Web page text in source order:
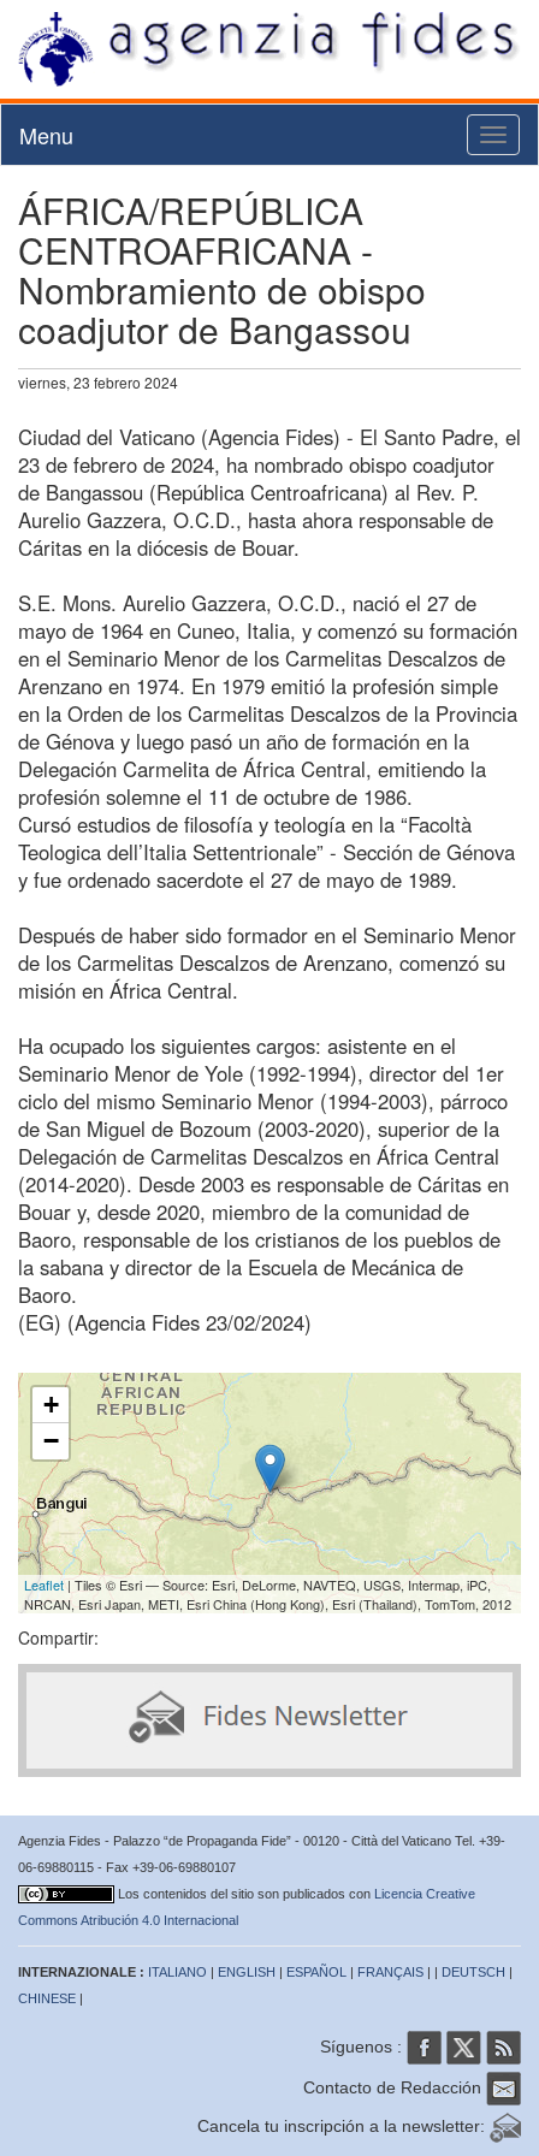
Menu
ÁFRICA/REPÚBLICA
CENTROAFRICANA -
Nombramiento de obispo
coadjutor de Bangassou
viernes, 23 febrero 2024
Ciudad del Vaticano (Agencia Fides) - El Santo Padre, el
23 de febrero de 2024, ha nombrado obispo coadjutor
de Bangassou (República Centroafricana) al Rev. P.
Aurelio Gazzera, O.C.D., hasta ahora responsable de
Cáritas en la diócesis de Bouar.
S.E. Mons. Aurelio Gazzera, O.C.D., nació el 27 de
mayo de 1964 en Cuneo, Italia, y comenzó su formación
en el Seminario Menor de los Carmelitas Descalzos de
Arenzano en 1974. En 1979 emitió la profesión simple
en la Orden de los Carmelitas Descalzos de la Provincia
de Génova y luego pasó un año de formación en la
Delegación Carmelita de África Central, emitiendo la
profesión solemne el 11 de octubre de 1986.
Cursó estudios de filosofía y teología en la “Facoltà
Teologica dell’Italia Settentrionale” - Sección de Génova
y fue ordenado sacerdote el 27 de mayo de 1989.
Después de haber sido formador en el Seminario Menor
de los Carmelitas Descalzos de Arenzano, comenzó su
misión en África Central.
Ha ocupado los siguientes cargos: asistente en el
Seminario Menor de Yole (1992-1994), director del 1er
ciclo del mismo Seminario Menor (1994-2003), párroco
de San Miguel de Bozoum (2003-2020), superior de la
Delegación de Carmelitas Descalzos en África Central
(2014-2020). Desde 2003 es responsable de Cáritas en
Bouar y, desde 2020, miembro de la comunidad de
Baoro, responsable de los cristianos de los pueblos de
la sabana y director de la Escuela de Mecánica de
Baoro.
(EG) (Agencia Fides 23/02/2024)
+
−
Leaflet| Tiles © Esri — Source: Esri, DeLorme, NAVTEQ, USGS, Intermap, iPC,
NRCAN, Esri Japan, METI, Esri China (Hong Kong), Esri (Thailand), TomTom, 2012
Compartir:
Agenzia Fides - Palazzo “de Propaganda Fide” - 00120 - Città del Vaticano Tel. +39-
06-69880115 - Fax +39-06-69880107
Los contenidos del sitio son publicados con Licencia Creative
Commons Atribución 4.0 Internacional
INTERNAZIONALE : ITALIANO | ENGLISH | ESPAÑOL | FRANÇAIS | | DEUTSCH |
CHINESE |
Síguenos :
Contacto de Redacción
Cancela tu inscripción a la newsletter: